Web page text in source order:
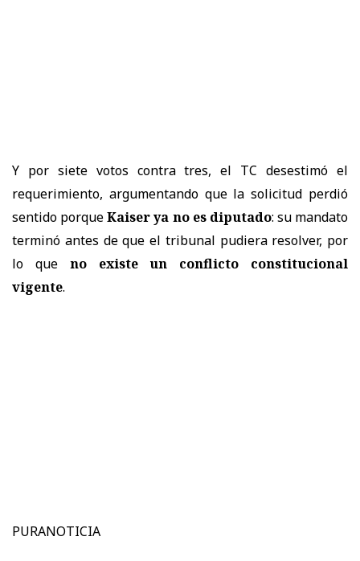
Y por siete votos contra tres, el TC desestimó el
requerimiento, argumentando que la solicitud perdió
sentido porqueKaiser ya no es diputado: su mandato
terminó antes de que el tribunal pudiera resolver, por
lo que no existe un conflicto constitucional
vigente.
PURANOTICIA